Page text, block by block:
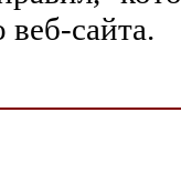
сайта.